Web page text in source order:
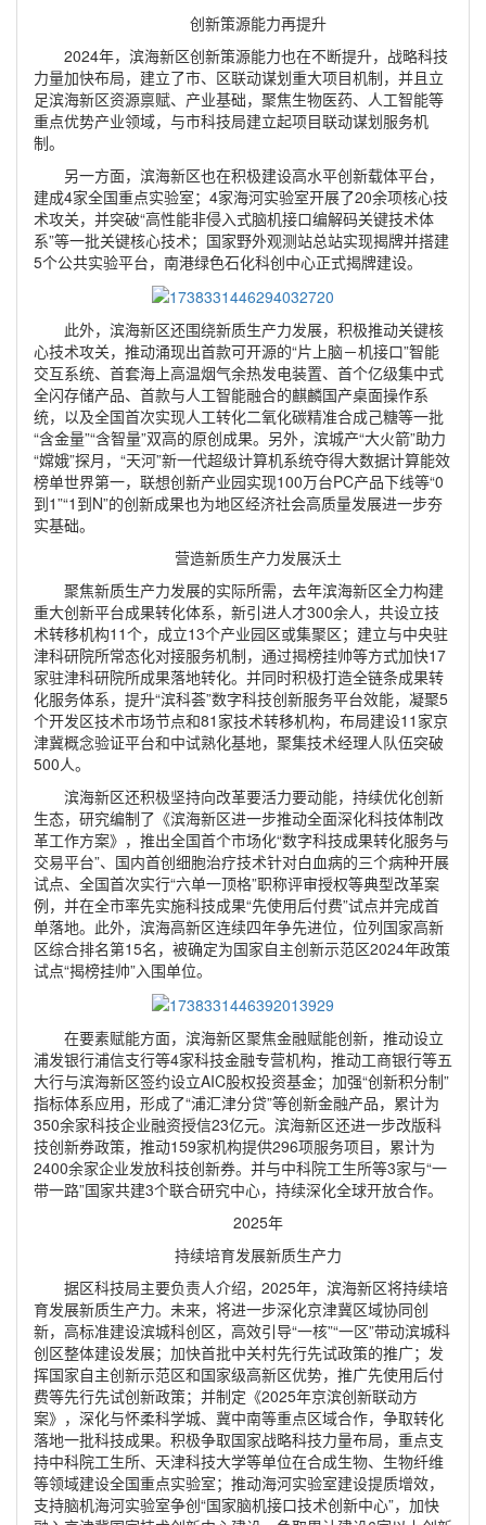
创新策源能力再提升
2024年，滨海新区创新策源能力也在不断提升，战略科技
力量加快布局，建立了市、区联动谋划重大项目机制，并且立
足滨海新区资源禀赋、产业基础，聚焦生物医药、人工智能等
重点优势产业领域，与市科技局建立起项目联动谋划服务机
制。
另一方面，滨海新区也在积极建设高水平创新载体平台，
建成4家全国重点实验室；4家海河实验室开展了20余项核心技
术攻关，并突破“高性能非侵入式脑机接口编解码关键技术体
系”等一批关键核心技术；国家野外观测站总站实现揭牌并搭建
5个公共实验平台，南港绿色石化科创中心正式揭牌建设。
此外，滨海新区还围绕新质生产力发展，积极推动关键核
心技术攻关，推动涌现出首款可开源的“片上脑－机接口”智能
交互系统、首套海上高温烟气余热发电装置、首个亿级集中式
全闪存储产品、首款与人工智能融合的麒麟国产桌面操作系
统，以及全国首次实现人工转化二氧化碳精准合成己糖等一批
“含金量”“含智量”双高的原创成果。另外，滨城产“大火箭”助力
“嫦娥”探月，“天河”新一代超级计算机系统夺得大数据计算能效
榜单世界第一，联想创新产业园实现100万台PC产品下线等“0
到1”“1到N”的创新成果也为地区经济社会高质量发展进一步夯
实基础。
营造新质生产力发展沃土
聚焦新质生产力发展的实际所需，去年滨海新区全力构建
重大创新平台成果转化体系，新引进人才300余人，共设立技
术转移机构11个，成立13个产业园区或集聚区；建立与中央驻
津科研院所常态化对接服务机制，通过揭榜挂帅等方式加快17
家驻津科研院所成果落地转化。并同时积极打造全链条成果转
化服务体系，提升“滨科荟”数字科技创新服务平台效能，凝聚5
个开发区技术市场节点和81家技术转移机构，布局建设11家京
津冀概念验证平台和中试熟化基地，聚集技术经理人队伍突破
500人。
滨海新区还积极坚持向改革要活力要动能，持续优化创新
生态，研究编制了《滨海新区进一步推动全面深化科技体制改
革工作方案》，推出全国首个市场化“数字科技成果转化服务与
交易平台”、国内首创细胞治疗技术针对白血病的三个病种开展
试点、全国首次实行“六单一顶格”职称评审授权等典型改革案
例，并在全市率先实施科技成果“先使用后付费”试点并完成首
单落地。此外，滨海高新区连续四年争先进位，位列国家高新
区综合排名第15名，被确定为国家自主创新示范区2024年政策
试点“揭榜挂帅”入围单位。
在要素赋能方面，滨海新区聚焦金融赋能创新，推动设立
浦发银行浦信支行等4家科技金融专营机构，推动工商银行等五
大行与滨海新区签约设立AIC股权投资基金；加强“创新积分制”
指标体系应用，形成了“浦汇津分贷”等创新金融产品，累计为
350余家科技企业融资授信23亿元。滨海新区还进一步改版科
技创新券政策，推动159家机构提供296项服务项目，累计为
2400余家企业发放科技创新券。并与中科院工生所等3家与“一
带一路”国家共建3个联合研究中心，持续深化全球开放合作。
2025年
持续培育发展新质生产力
据区科技局主要负责人介绍，2025年，滨海新区将持续培
育发展新质生产力。未来，将进一步深化京津冀区域协同创
新，高标准建设滨城科创区，高效引导“一核”“一区”带动滨城科
创区整体建设发展；加快首批中关村先行先试政策的推广；发
挥国家自主创新示范区和国家级高新区优势，推广先使用后付
费等先行先试创新政策；并制定《2025年京滨创新联动方
案》，深化与怀柔科学城、冀中南等重点区域合作，争取转化
落地一批科技成果。积极争取国家战略科技力量布局，重点支
持中科院工生所、天津科技大学等单位在合成生物、生物纤维
等领域建设全国重点实验室；推动海河实验室建设提质增效，
支持脑机海河实验室争创“国家脑机接口技术创新中心”，加快